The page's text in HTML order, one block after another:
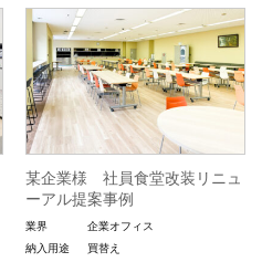
某企業様 社員食堂改装リニュ
ーアル提案事例
業界
企業オフィス
納入用途
買替え